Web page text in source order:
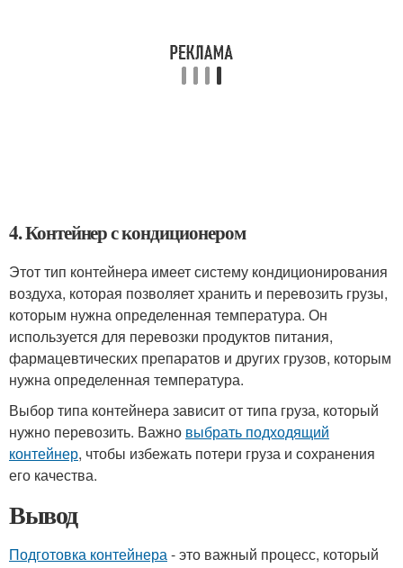
4. Контейнер с кондиционером
Этот тип контейнера имеет систему кондиционирования
воздуха, которая позволяет хранить и перевозить грузы,
которым нужна определенная температура. Он
используется для перевозки продуктов питания,
фармацевтических препаратов и других грузов, которым
нужна определенная температура.
Выбор типа контейнера зависит от типа груза, который
нужно перевозить. Важно выбрать подходящий
контейнер, чтобы избежать потери груза и сохранения
его качества.
Вывод
Подготовка контейнера- это важный процесс, который